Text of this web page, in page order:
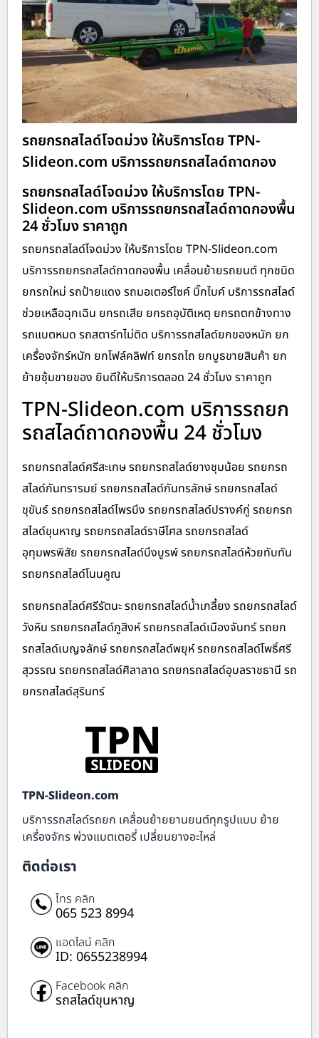
รถยกรถสไลด์โจดม่วง ให้บริการโดย TPN-
Slideon.com บริการรถยกรถสไลด์ถาดกอง
รถยกรถสไลด์โจดม่วง ให้บริการโดย TPN-
Slideon.com บริการรถยกรถสไลด์ถาดกองพื้น
24 ชั่วโมง ราคาถูก
รถยกรถสไลด์โจดม่วง ให้บริการโดย TPN-Slideon.com
บริการรถยกรถสไลด์ถาดกองพื้น เคลื่อนย้ายรถยนต์ ทุกชนิด
ยกรถใหม่ รถป้ายแดง รถมอเตอร์ไซค์ บิ๊กไบค์ บริการรถสไลด์
ช่วยเหลือฉุกเฉิน ยกรถเสีย ยกรถอุบัติเหตุ ยกรถตกข้างทาง
รถแบตหมด รถสตาร์ทไม่ติด บริการรถสไลด์ยกของหนัก ยก
เครื่องจักร์หนัก ยกโฟล์คลิฟท์ ยกรถไถ ยกบูธขายสินค้า ยก
ย้ายซุ้มขายของ ยินดีให้บริการตลอด 24 ชั่วโมง ราคาถูก
TPN-Slideon.com บริการรถยก
รถสไลด์ถาดกองพื้น 24 ชั่วโมง
รถยกรถสไลด์ศรีสะเกษ รถยกรถสไลด์ยางชุมน้อย รถยกรถ
สไลด์กันทรารมย์ รถยกรถสไลด์กันทรลักษ์ รถยกรถสไลด์
ขุขันธ์ รถยกรถสไลด์ไพรบึง รถยกรถสไลด์ปรางค์กู่ รถยกรถ
สไลด์ขุนหาญ รถยกรถสไลด์ราษีไศล รถยกรถสไลด์
อุทุมพรพิสัย รถยกรถสไลด์บึงบูรพ์ รถยกรถสไลด์ห้วยทับทัน
รถยกรถสไลด์โนนคูณ
รถยกรถสไลด์ศรีรัตนะ รถยกรถสไลด์น้ำเกลี้ยง รถยกรถสไลด์
วังหิน รถยกรถสไลด์ภูสิงห์ รถยกรถสไลด์เมืองจันทร์ รถยก
รถสไลด์เบญจลักษ์ รถยกรถสไลด์พยุห์ รถยกรถสไลด์โพธิ์ศรี
สุวรรณ รถยกรถสไลด์ศิลาลาด รถยกรถสไลด์อุบลราชธานี รถ
ยกรถสไลด์สุรินทร์
TPN-Slideon.com
บริการรถสไลด์รถยก เคลื่อนย้ายยานยนต์ทุกรูปแบบ ย้าย
เครื่องจักร พ่วงแบตเตอรี่ เปลี่ยนยางอะไหล่
ติดต่อเรา
โทร คลิก
065 523 8994
แอดไลน์ คลิก
ID: 0655238994
Facebook คลิก
รถสไลด์ขุนหาญ